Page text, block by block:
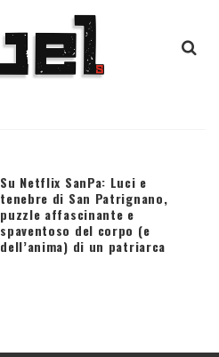
Su Netflix SanPa: Luci e
tenebre di San Patrignano,
puzzle affascinante e
spaventoso del corpo (e
dell’anima) di un patriarca